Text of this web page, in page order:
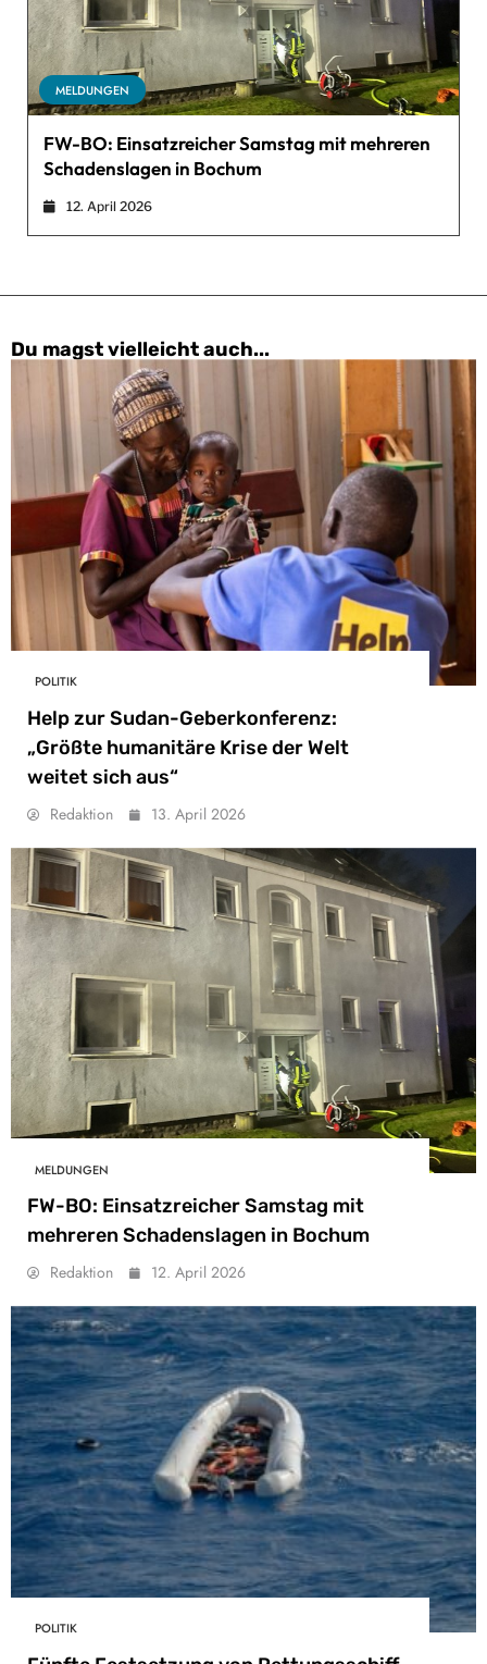
MELDUNGEN
FW-BO: Einsatzreicher Samstag mit mehreren
Schadenslagen in Bochum
12. April 2026
Du magst vielleicht auch...
POLITIK
Help zur Sudan-Geberkonferenz:
„Größte humanitäre Krise der Welt
weitet sich aus“
Redaktion 13. April 2026
MELDUNGEN
FW-BO: Einsatzreicher Samstag mit
mehreren Schadenslagen in Bochum
Redaktion 12. April 2026
POLITIK